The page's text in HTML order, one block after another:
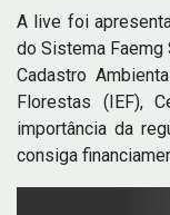
A live foi
do Sistema Faemg
Cadastro
Florestas (IEF),
importância da
consiga